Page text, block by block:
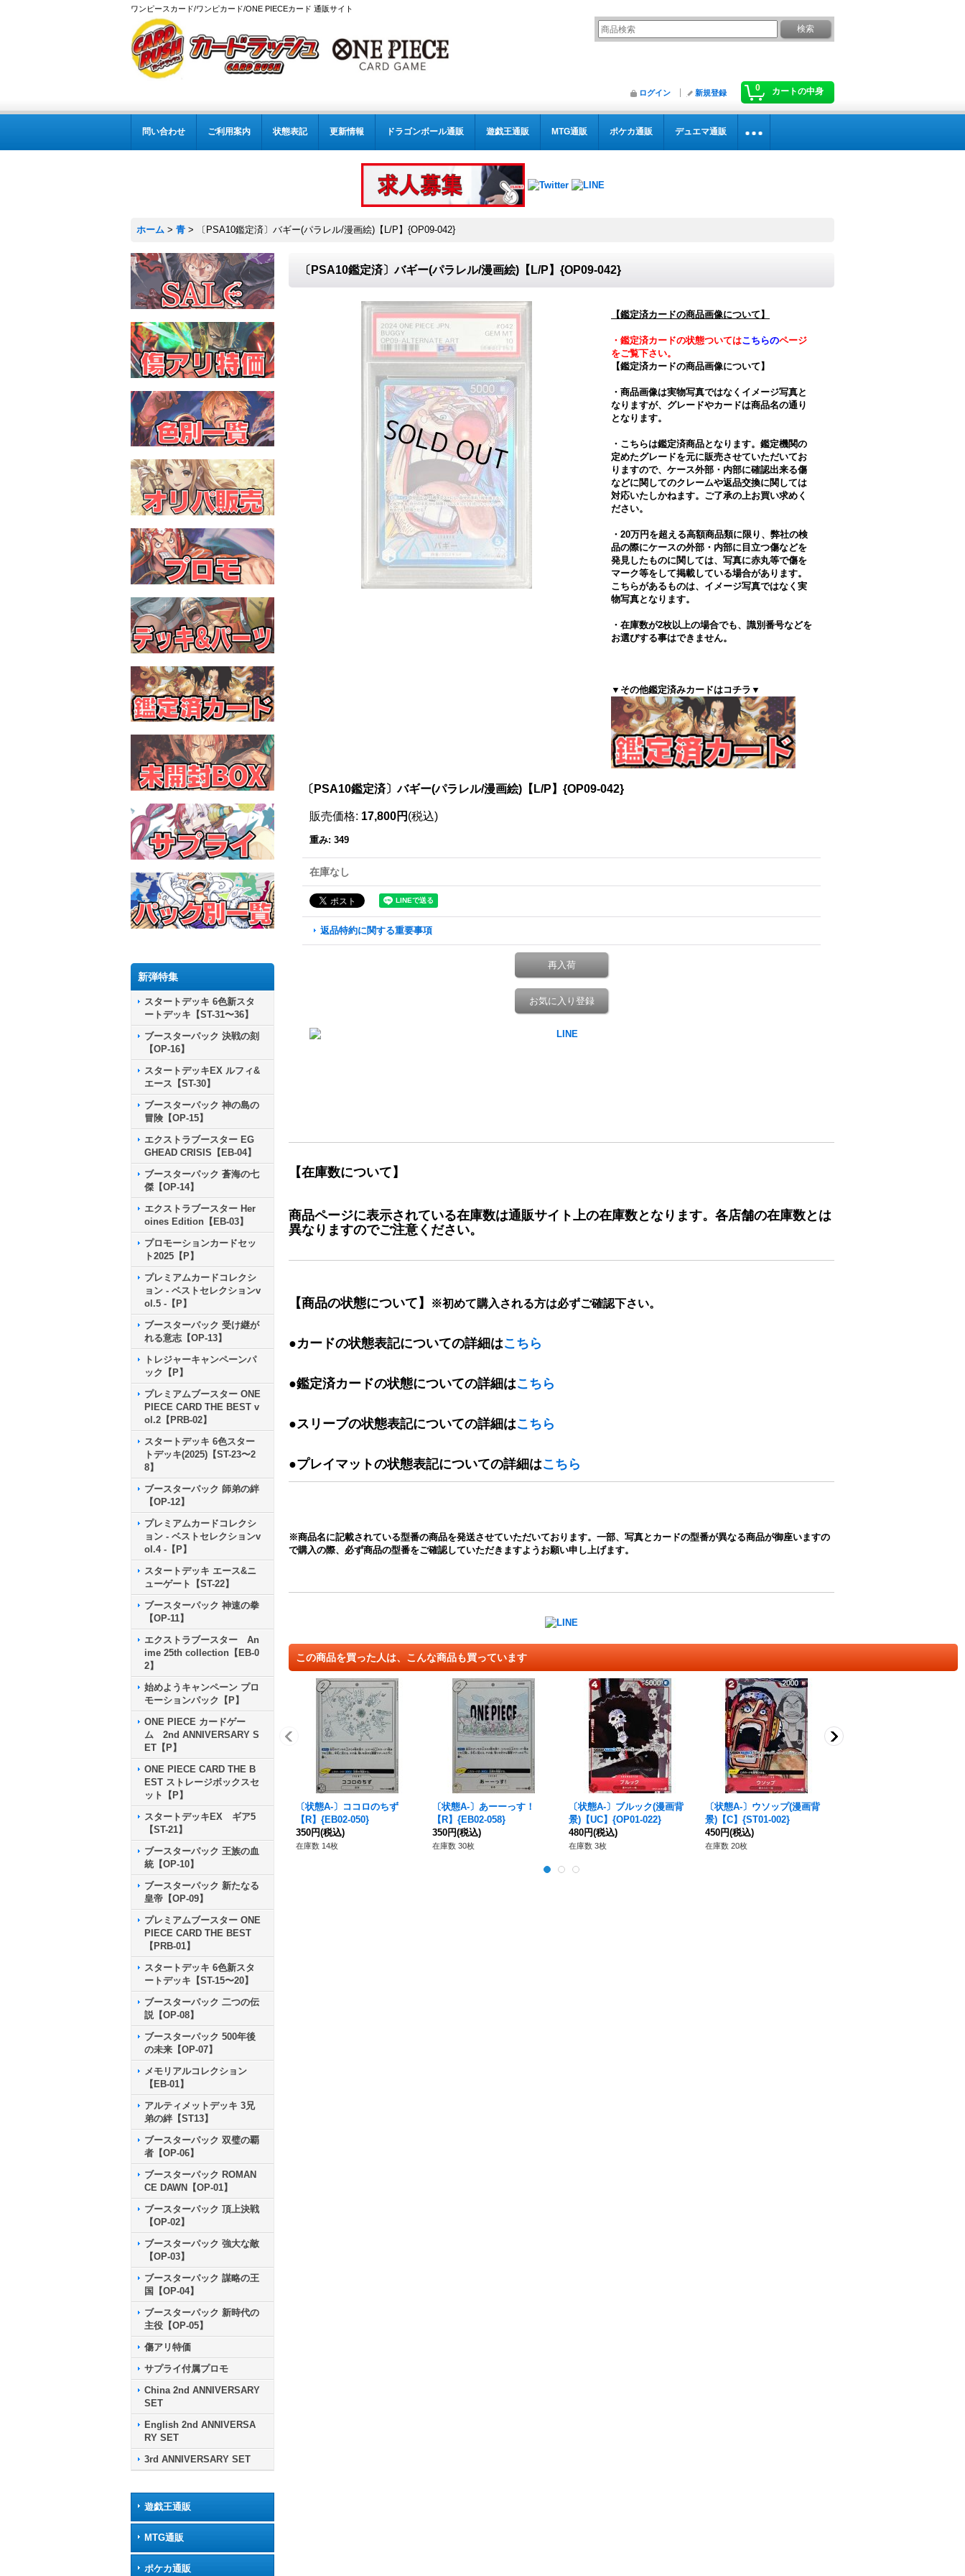
ワンピースカード/ワンピカード/ONE PIECEカード 通販サイト
0 カートの中身
ログイン 新規登録
問い合わせ ご利用案内 状態表記 更新情報 ドラゴンボール通販 遊戯王通販 MTG通販 ポケカ通販 デュエマ通販
ホーム > 青 > 〔PSA10鑑定済〕バギー(パラレル/漫画絵)【L/P】{OP09-042}
新弾特集
スタートデッキ 6色新スタ
ートデッキ【ST-31〜36】
ブースターパック 決戦の刻
【OP-16】
スタートデッキEX ルフィ&
エース【ST-30】
ブースターパック 神の島の
冒険【OP-15】
エクストラブースター EG
GHEAD CRISIS【EB-04】
ブースターパック 蒼海の七
傑【OP-14】
エクストラブースター Her
oines Edition【EB-03】
プロモーションカードセッ
ト2025【P】
プレミアムカードコレクシ
ョン - ベストセレクションv
ol.5 -【P】
ブースターパック 受け継が
れる意志【OP-13】
トレジャーキャンペーンパ
ック【P】
プレミアムブースター ONE
PIECE CARD THE BEST v
ol.2【PRB-02】
スタートデッキ 6色スター
トデッキ(2025)【ST-23〜2
8】
ブースターパック 師弟の絆
【OP-12】
プレミアムカードコレクシ
ョン - ベストセレクションv
ol.4 -【P】
スタートデッキ エース&ニ
ューゲート【ST-22】
ブースターパック 神速の拳
【OP-11】
エクストラブースター An
ime 25th collection【EB-0
2】
始めようキャンペーン プロ
モーションパック【P】
ONE PIECE カードゲー
ム 2nd ANNIVERSARY S
ET【P】
ONE PIECE CARD THE B
EST ストレージボックスセ
ット【P】
スタートデッキEX ギア5
【ST-21】
ブースターパック 王族の血
統【OP-10】
ブースターパック 新たなる
皇帝【OP-09】
プレミアムブースター ONE
PIECE CARD THE BEST
【PRB-01】
スタートデッキ 6色新スタ
ートデッキ【ST-15〜20】
ブースターパック 二つの伝
説【OP-08】
ブースターパック 500年後
の未来【OP-07】
メモリアルコレクション
【EB-01】
アルティメットデッキ 3兄
弟の絆【ST13】
ブースターパック 双璧の覇
者【OP-06】
ブースターパック ROMAN
CE DAWN【OP-01】
ブースターパック 頂上決戦
【OP-02】
ブースターパック 強大な敵
【OP-03】
ブースターパック 謀略の王
国【OP-04】
ブースターパック 新時代の
主役【OP-05】
傷アリ特価
サプライ付属プロモ
China 2nd ANNIVERSARY
SET
English 2nd ANNIVERSA
RY SET
3rd ANNIVERSARY SET
遊戯王通販
MTG通販
ポケカ通販
〔PSA10鑑定済〕バギー(パラレル/漫画絵)【L/P】{OP09-042}
【鑑定済カードの商品画像について】
・鑑定済カードの状態ついてはこちらのページ
をご覧下さい。
【鑑定済カードの商品画像について】
・商品画像は実物写真ではなくイメージ写真と
なりますが、グレードやカードは商品名の通り
となります。
・こちらは鑑定済商品となります。鑑定機関の
定めたグレードを元に販売させていただいてお
りますので、ケース外部・内部に確認出来る傷
などに関してのクレームや返品交換に関しては
対応いたしかねます。ご了承の上お買い求めく
ださい。
・20万円を超える高額商品類に限り、弊社の検
品の際にケースの外部・内部に目立つ傷などを
発見したものに関しては、写真に赤丸等で傷を
マーク等をして掲載している場合があります。
こちらがあるものは、イメージ写真ではなく実
物写真となります。
・在庫数が2枚以上の場合でも、識別番号などを
お選びする事はできません。
▼その他鑑定済みカードはコチラ▼
〔PSA10鑑定済〕バギー(パラレル/漫画絵)【L/P】{OP09-042}
販売価格: 17,800円 (税込)
重み: 349
在庫なし
返品特約に関する重要事項
再入荷
お気に入り登録
【在庫数について】
商品ページに表示されている在庫数は通販サイト上の在庫数となります。各店舗の在庫数とは
異なりますのでご注意ください。
【商品の状態について】 ※初めて購入される方は必ずご確認下さい。
●カードの状態表記についての詳細はこちら
●鑑定済カードの状態についての詳細はこちら
●スリーブの状態表記についての詳細はこちら
●プレイマットの状態表記についての詳細はこちら
※商品名に記載されている型番の商品を発送させていただいております。一部、写真とカードの型番が異なる商品が御座いますの
で購入の際、必ず商品の型番をご確認していただきますようお願い申し上げます。
この商品を買った人は、こんな商品も買っています
〔状態A-〕ココロのちず
【R】{EB02-050}
350円(税込)
在庫数 14枚
〔状態A-〕あーーっす！
【R】{EB02-058}
350円(税込)
在庫数 30枚
〔状態A-〕ブルック(漫画背
景)【UC】{OP01-022}
480円(税込)
在庫数 3枚
〔状態A-〕ウソップ(漫画背
景)【C】{ST01-002}
450円(税込)
在庫数 20枚